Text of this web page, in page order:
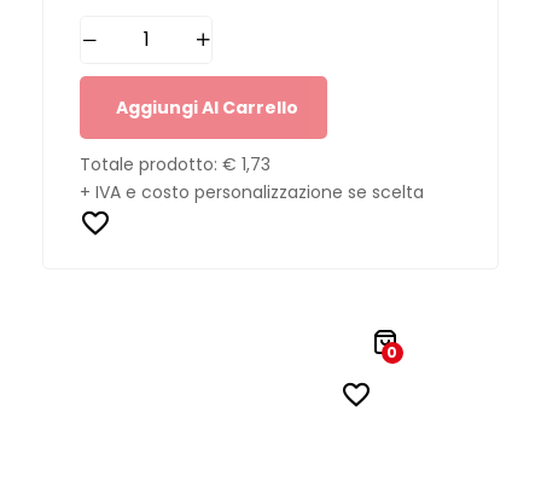
Aggiungi Al Carrello
Totale prodotto: € 1,73
+ IVA e costo personalizzazione se scelta
0